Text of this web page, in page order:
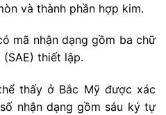
và thành phần hợp kim.
mã nhận dạng gồm ba chữ
thiết lập.
thấy ở Bắc Mỹ được xác
nhận dạng gồm sáu ký tự